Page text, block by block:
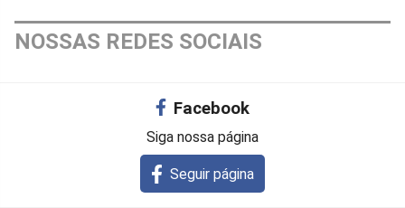
NOSSAS REDES SOCIAIS
Facebook
Siga nossa página
Seguir página